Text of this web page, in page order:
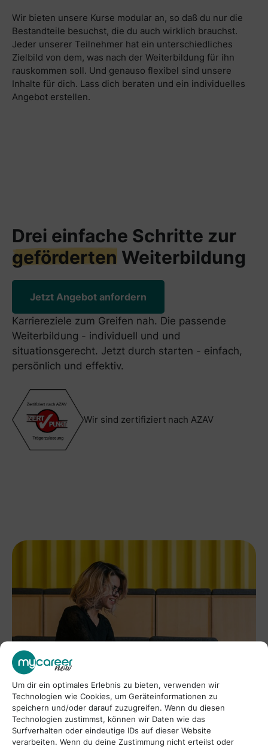
Um dir ein optimales Erlebnis zu bieten, verwenden wir
Technologien wie Cookies, um Geräteinformationen zu
speichern und/oder darauf zuzugreifen. Wenn du diesen
Technologien zustimmst, können wir Daten wie das
Surfverhalten oder eindeutige IDs auf dieser Website
verarbeiten. Wenn du deine Zustimmung nicht erteilst oder
Wir bieten unsere Kurse modular an, so daß du nur die
Bestandteile besuchst, die du auch wirklich brauchst.
Jeder unserer Teilnehmer hat ein unterschiedliches
Zielbild von dem, was nach der Weiterbildung für ihn
rauskommen soll. Und genauso flexibel sind unsere
Inhalte für dich. Lass dich beraten und ein individuelles
Angebot erstellen.
Drei einfache Schritte zur
geförderten Weiterbildung
Jetzt Angebot anfordern
Karriereziele zum Greifen nah. Die passende
Weiterbildung - individuell und und
situationsgerecht. Jetzt durch starten - einfach,
persönlich und effektiv.
Wir sind zertifiziert nach AZAV